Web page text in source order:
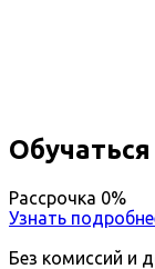
Рассрочка 0%
Узнать
Без комиссий и